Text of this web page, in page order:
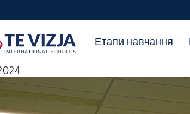
Етапи навчання